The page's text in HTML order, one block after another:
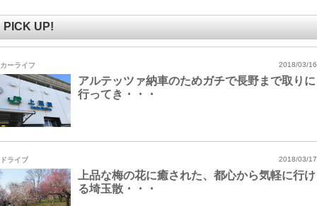
PICK UP!
カーライフ
アルテッツァ納車のためガチで長野まで取りに
行ってき・・・
2018/03/16
ドライブ
上品な梅の花に癒された、都心から気軽に行け
る埼玉散・・・
2018/03/17